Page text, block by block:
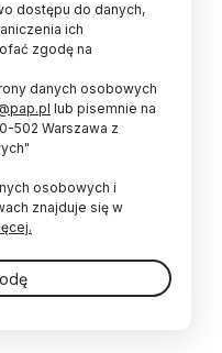
którą można
na napięcie
zarówno
psycholog
SWPS.
się w obliczu
Nerwy mogą
m.in.
ciśnienie,
w żołądku, oraz
czy złość.
dostępu do danych,
ich
zgodę na
danych osobowych
lub pisemnie na
502 Warszawa z
osobowych i
znajduje się w